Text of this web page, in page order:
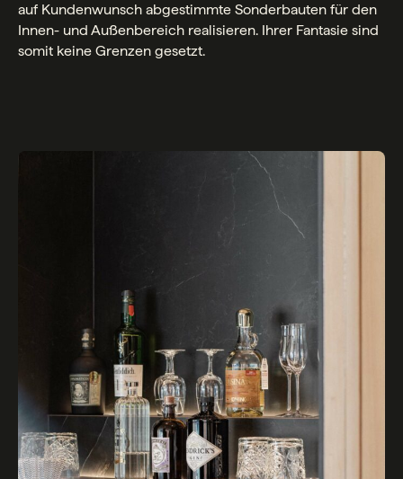
auf Kundenwunsch abgestimmte Sonderbauten für den
Innen- und Außenbereich realisieren. Ihrer Fantasie sind
somit keine Grenzen gesetzt.